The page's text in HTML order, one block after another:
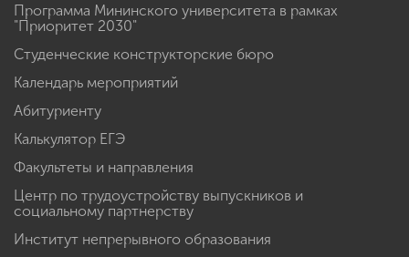
Программа Мининского университета в рамках
"Приоритет 2030"
Студенческие конструкторские бюро
Календарь мероприятий
Абитуриенту
Калькулятор ЕГЭ
Факультеты и направления
Центр по трудоустройству выпускников и
социальному партнерству
Институт непрерывного образования